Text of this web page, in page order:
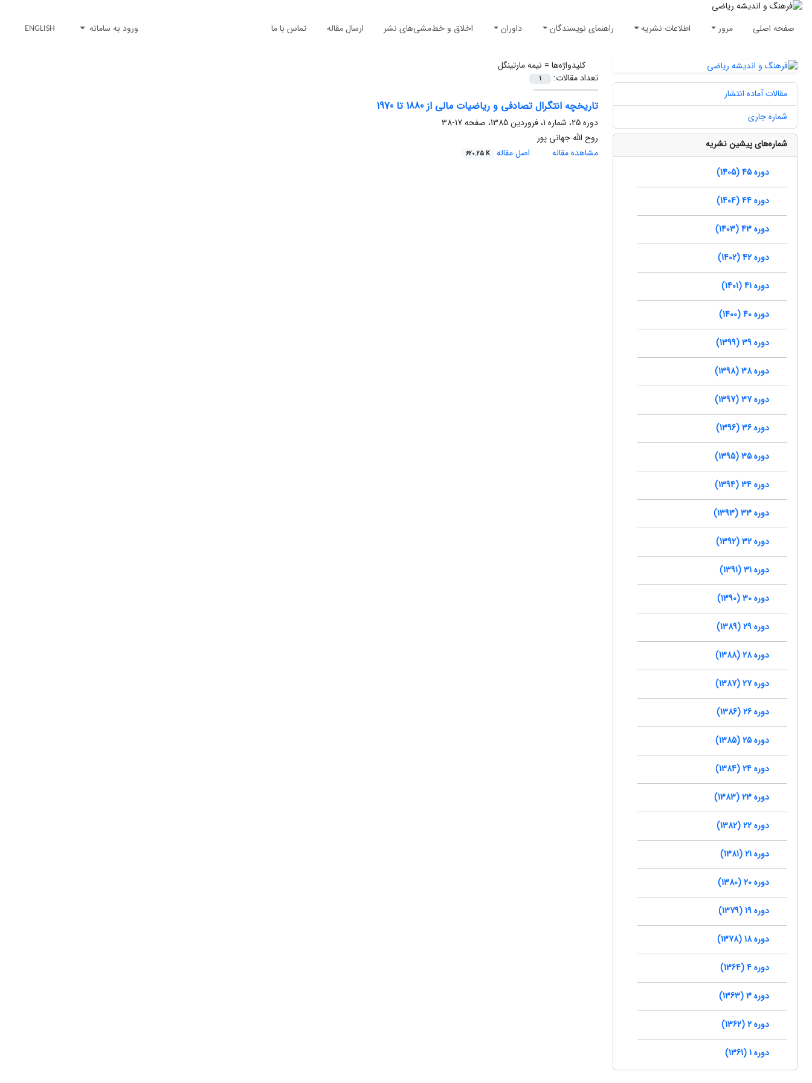
صفحه اصلی مرور اطلاعات نشریه راهنمای نویسندگان داوران اخلاق و خط‌مشی‌های نشر ارسال مقاله تماس با ما ورود به سامانه ENGLISH
کلیدواژه‌ها = نیمه مارتینگل
تعداد مقالات:
1
تاریخچه انتگرال تصادفی و ریاضیات مالی از 1880 تا 1970
دوره 25، شماره 1، فروردین 1385، صفحه
17-38
روح الله جهانی پور
مشاهده مقاله
اصل مقاله 620.25 K
مقالات آماده انتشار
شماره جاری
شماره‌های پیشین نشریه
دوره 45 (1405)
دوره 44 (1404)
دوره 43 (1403)
دوره 42 (1402)
دوره 41 (1401)
دوره 40 (1400)
دوره 39 (1399)
دوره 38 (1398)
دوره 37 (1397)
دوره 36 (1396)
دوره 35 (1395)
دوره 34 (1394)
دوره 33 (1393)
دوره 32 (1392)
دوره 31 (1391)
دوره 30 (1390)
دوره 29 (1389)
دوره 28 (1388)
دوره 27 (1387)
دوره 26 (1386)
دوره 25 (1385)
دوره 24 (1384)
دوره 23 (1383)
دوره 22 (1382)
دوره 21 (1381)
دوره 20 (1380)
دوره 19 (1379)
دوره 18 (1378)
دوره 4 (1364)
دوره 3 (1363)
دوره 2 (1362)
دوره 1 (1361)